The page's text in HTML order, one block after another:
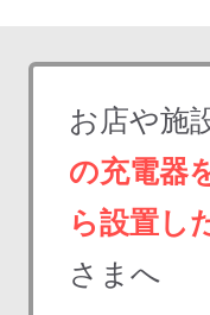
お店や施
の充電器
ら設置し
さまへ